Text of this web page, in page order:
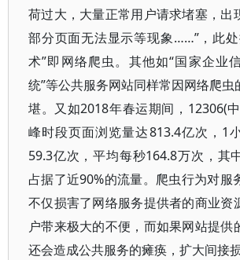
荷过大，大量正常用户请求堵塞，出
部分页面无法显示等现象……”，此
术”即网络爬虫。其他如“国家企业
统”等公共服务网站同样常因网络爬虫
堪。又如2018年春运期间，12306(
峰时段页面浏览量达813.4亿次，1
59.3亿次，平均每秒164.8万次，其
占据了近90%的流量。爬虫行为对服
不仅损害了网络服务提供者的商业资
户带来极大的不便，而如果网站提供
还会造成公共服务的瘫痪，扩大间接损